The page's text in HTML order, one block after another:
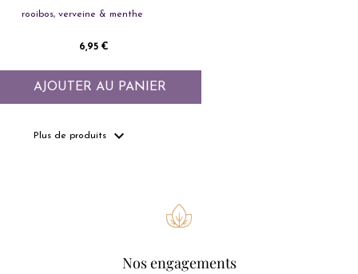
rooibos, verveine & menthe
Prix
6,95 €
AJOUTER AU PANIER
Plus de produits expand_more
Nos engagements